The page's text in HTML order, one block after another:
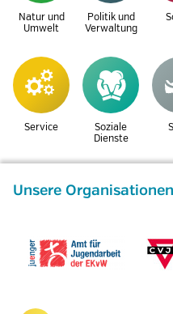
Natur und
Umwelt
Politik und
Verwaltung
Service
Soziale
Dienste
Unsere Organisationen